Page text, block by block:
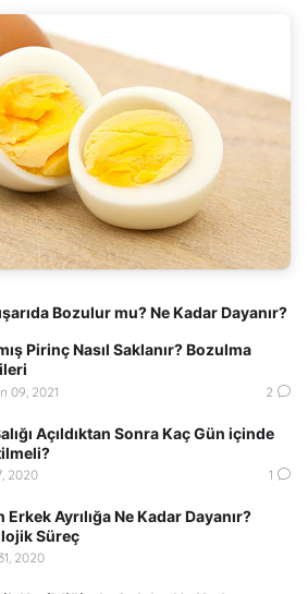
Bozulur mu? Ne Kadar Dayanır?
Pirinç Nasıl Saklanır? Bozulma
09, 2021 2
Açıldıktan Sonra Kaç Gün içinde
2020 1
Erkek Ayrılığa Ne Kadar Dayanır?
Süreç
2020